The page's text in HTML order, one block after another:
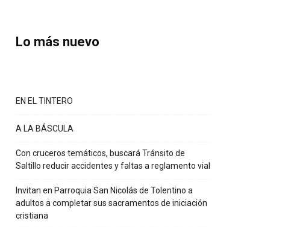
Lo más nuevo
EN EL TINTERO
A LA BÁSCULA
Con cruceros temáticos, buscará Tránsito de
Saltillo reducir accidentes y faltas a reglamento vial
Invitan en Parroquia San Nicolás de Tolentino a
adultos a completar sus sacramentos de iniciación
cristiana